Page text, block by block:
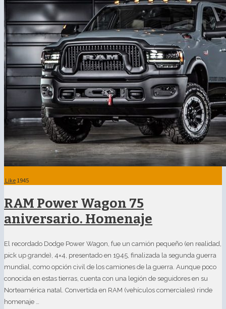
Like 1945
RAM Power Wagon 75
aniversario. Homenaje
El recordado Dodge Power Wagon, fue un camión pequeño (en realidad,
pick up grande), 4×4, presentado en 1945, finalizada la segunda guerra
mundial, como opción civil de los camiones de la guerra. Aunque poco
conocida en estas tierras, cuenta con una legión de seguidores en su
Norteamérica natal. Convertida en RAM (vehículos comerciales) rinde
homenaje …